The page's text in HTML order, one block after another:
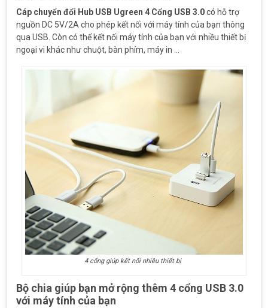
Cáp chuyển đổi Hub USB Ugreen 4 Cổng USB 3.0có hỗ trợ
nguồn DC 5V/2A cho phép kết nối với máy tính của bạn thông
qua USB. Còn có thể kết nối máy tính của bạn với nhiều thiết bị
ngoại vi khác như chuột, bàn phím, máy in …
4 cổng giúp kết nối nhiều thiết bị
Bộ chia giúp bạn mở rộng thêm 4 cổng USB 3.0
với máy tính của bạn